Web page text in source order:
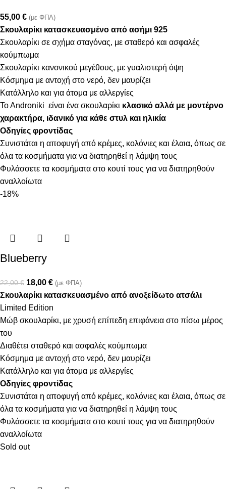
55,00 € (με ΦΠΑ)
Σκουλαρίκι κατασκευασμένο από ασήμι 925
Σκουλαρίκι σε σχήμα σταγόνας, με σταθερό και ασφαλές
κούμπωμα
Σκουλαρίκι κανονικού μεγέθους, με γυαλιστερή όψη
Κόσμημα με αντοχή στο νερό, δεν μαυρίζει
Κατάλληλο και για άτομα με αλλεργίες
To Androniki είναι ένα σκουλαρίκι κλασικό αλλά με μοντέρνο
χαρακτήρα, ιδανικό για κάθε στυλ και ηλικία
Οδηγίες φροντίδας
Συνιστάται η αποφυγή από κρέμες, κολόνιες και έλαια, όπως σε
όλα τα κοσμήματα για να διατηρηθεί η λάμψη τους
Φυλάσσετε τα κοσμήματα στο κουτί τους για να διατηρηθούν
αναλλοίωτα
-18%
Blueberry
22,00€ 18,00 € (με ΦΠΑ)
Σκουλαρίκι κατασκευασμένο από ανοξείδωτο ατσάλι
Limited Edition
Μώβ σκουλαρίκι, με χρυσή επίπεδη επιφάνεια στο πίσω μέρος
του
Διαθέτει σταθερό και ασφαλές κούμπωμα
Κόσμημα με αντοχή στο νερό, δεν μαυρίζει
Κατάλληλο και για άτομα με αλλεργίες
Οδηγίες φροντίδας
Συνιστάται η αποφυγή από κρέμες, κολόνιες και έλαια, όπως σε
όλα τα κοσμήματα για να διατηρηθεί η λάμψη τους
Φυλάσσετε τα κοσμήματα στο κουτί τους για να διατηρηθούν
αναλλοίωτα
Sold out